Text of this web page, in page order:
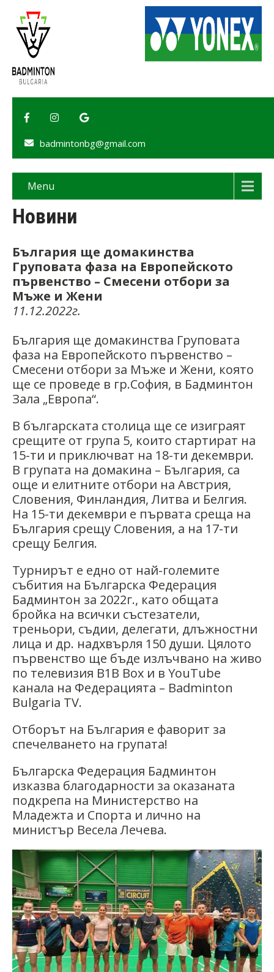
badmintonbg@gmail.com
Menu
Новини
България ще домакинства
Груповата фаза на Европейското
първенство – Смесени отбори за
Мъже и Жени
11.12.2022г.
България ще домакинства Груповата
фаза на Европейското първенство –
Смесени отбори за Мъже и Жени, която
ще се проведе в гр.София, в Бадминтон
Зала „Европа“.
В българската столица ще се изиграят
срещите от група 5, които стартират на
15-ти и приключват на 18-ти декември.
В групата на домакина – България, са
още и елитните отбори на Австрия,
Словения, Финландия, Литва и Белгия.
На 15-ти декември е първата среща на
България срещу Словения, а на 17-ти
срещу Белгия.
Турнирът е едно от най-големите
събития на Българска Федерация
Бадминтон за 2022г., като общата
бройка на всички състезатели,
треньори, съдии, делегати, длъжностни
лица и др. надхвърля 150 души. Цялото
първенство ще бъде излъчвано на живо
по телевизия B1B Box и в YouTube
канала на Федерацията – Badminton
Bulgaria TV.
Отборът на България е фаворит за
спечелването на групата!
Българска Федерация Бадминтон
изказва благодарности за оказаната
подкрепа на Министерство на
Младежта и Спорта и лично на
министър Весела Лечева.